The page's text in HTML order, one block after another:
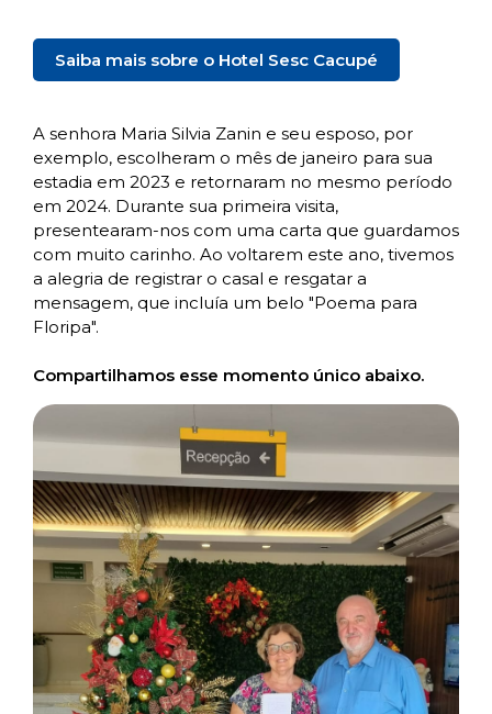
Saiba mais sobre o Hotel Sesc Cacupé
A senhora Maria Silvia Zanin e seu esposo, por
exemplo, escolheram o mês de janeiro para sua
estadia em 2023 e retornaram no mesmo período
em 2024. Durante sua primeira visita,
presentearam-nos com uma carta que guardamos
com muito carinho. Ao voltarem este ano, tivemos
a alegria de registrar o casal e resgatar a
mensagem, que incluía um belo "Poema para
Floripa".
Compartilhamos esse momento único abaixo.